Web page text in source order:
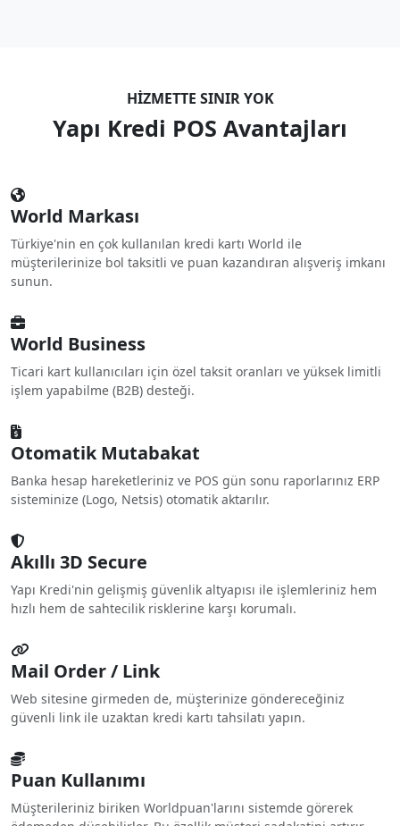
HIZMETTE SINIR YOK
Yapı Kredi POS Avantajları
World Markası
Türkiye'nin en çok kullanılan kredi kartı World ile
müşterilerinize bol taksitli ve puan kazandıran alışveriş imkanı
sunun.
World Business
Ticari kart kullanıcıları için özel taksit oranları ve yüksek limitli
işlem yapabilme (B2B) desteği.
Otomatik Mutabakat
Banka hesap hareketleriniz ve POS gün sonu raporlarınız ERP
sisteminize (Logo, Netsis) otomatik aktarılır.
Akıllı 3D Secure
Yapı Kredi'nin gelişmiş güvenlik altyapısı ile işlemleriniz hem
hızlı hem de sahtecilik risklerine karşı korumalı.
Mail Order / Link
Web sitesine girmeden de, müşterinize göndereceğiniz
güvenli link ile uzaktan kredi kartı tahsilatı yapın.
Puan Kullanımı
Müşterileriniz biriken Worldpuan'larını sistemde görerek